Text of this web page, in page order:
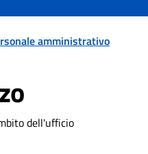
amministrativo
dell'ufficio